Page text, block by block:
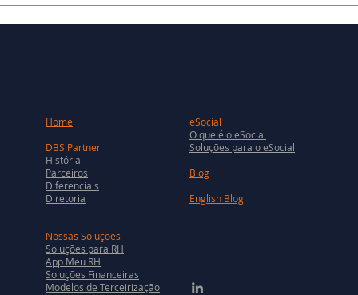
Home
DBS Partner
História
Parceiros
Diferenciais
Diretoria
eSocial
O que é o eSocial
Soluções para o eSocial
Blog
English Blog
Nossas Soluções
Soluções para RH
App Meu RH
Soluções Financeiras
Modelos de Terceirização